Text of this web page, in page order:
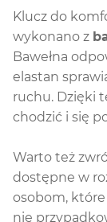
Klucz do
wykonano z
Bawełna
elastan
ruchu. Dzięki
chodzić i się
Warto też
dostępne w
osobom,
nie